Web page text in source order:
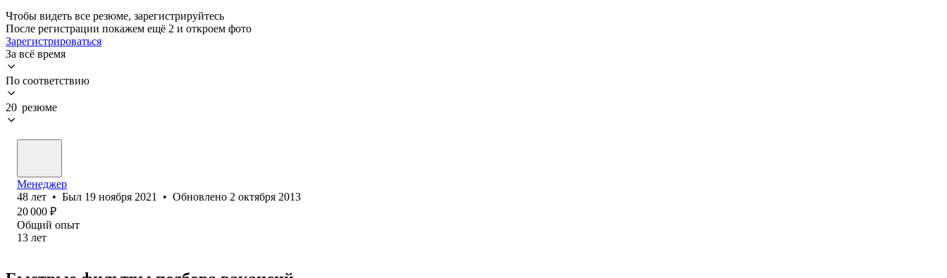
Чтобы видеть все резюме, зарегистрируйтесь
После регистрации покажем ещё 2 и откроем фото
Зарегистрироваться
За всё время
По соответствию
20 резюме
Менеджер
48 лет • Был 19 ноября 2021 • Обновлено 2 октября 2013
20 000 ₽
Общий опыт
13 лет